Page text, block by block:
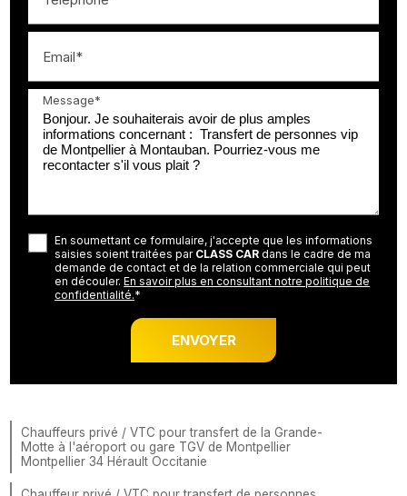
Email*
Message*
En soumettant ce formulaire, j'accepte que les informations
saisies soient traitées par CLASS CAR dans le cadre de ma
demande de contact et de la relation commerciale qui peut
en découler.En savoir plus en consultant notre politique de
confidentialité.*
Chauffeurs privé / VTC pour transfert de la Grande-
Motte à l'aéroport ou gare TGV de Montpellier
Montpellier 34 Hérault Occitanie